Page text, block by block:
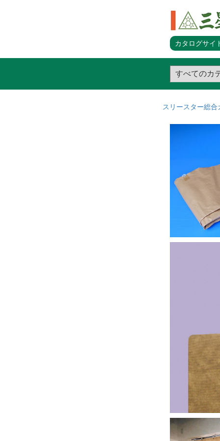
カタログサイ
スリースター総合